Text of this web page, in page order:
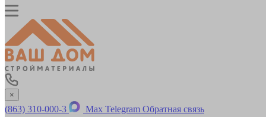
×
(863) 310-000-3 Max Telegram Обратная связь